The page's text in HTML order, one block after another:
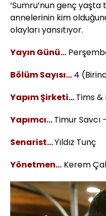
‘Sumru’nun genç
annelerinin kim
olayları yansıtıyor.
Yayın Günü…
Bölüm Sayısı... 4
Yapım Şirketi…Tims &
Yapımcı…Timur Savcı
Senarist…Yıldız Tunç
Yönetmen… Kerem